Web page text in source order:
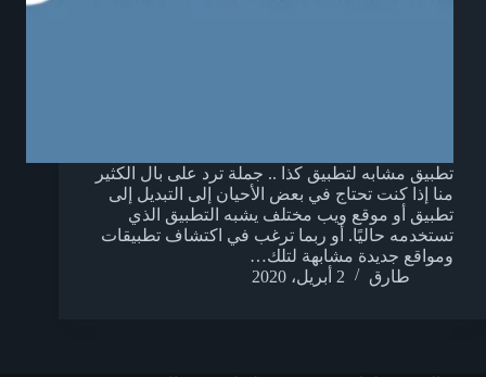
تطبيق مشابه لتطبيق كذا .. جملة ترد على بال الكثير
منا إذا كنت تحتاج في بعض الأحيان إلى التبديل إلى
تطبيق أو موقع ويب مختلف يشبه التطبيق الذي
تستخدمه حاليًا. أو ربما ترغب في اكتشاف تطبيقات
ومواقع جديدة مشابهة لتلك…
طارق
2 أبريل، 2020